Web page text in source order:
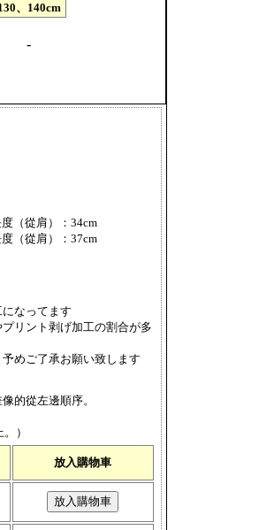
、140cm
-
（從肩）：34cm
（從肩）：37cm
なってます
リント剥げ加工の割合が多
めご了承お願い致します
的從左邊順序。
）
放入購物車